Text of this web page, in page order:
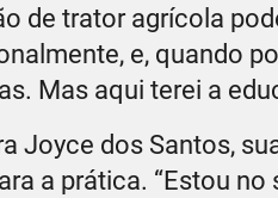
de trator agrícola
e, quando
Mas aqui terei a
Joyce dos Santos,
a prática. “Estou